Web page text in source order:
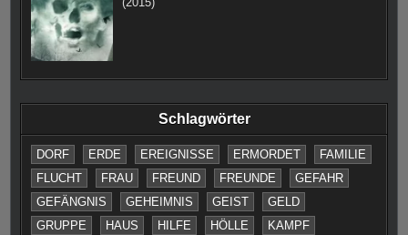
Schlagwörter
DORF ERDE EREIGNISSE ERMORDET
FAMILIE
FLUCHT
FRAU FREUND FREUNDE
GEFAHR
GEFÄNGNIS
GEHEIMNIS GEIST
GELD
GRUPPE
HAUS HILFE HÖLLE
KAMPF